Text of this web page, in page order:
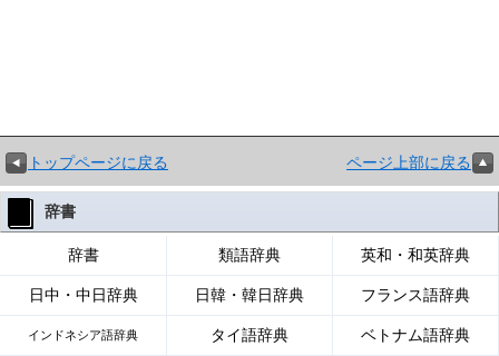
トップページに戻る ページ上部に戻る
辞書
辞書 類語辞典 英和・和英辞典
日中・中日辞典 日韓・韓日辞典 フランス語辞典
インドネシア語辞典 タイ語辞典 ベトナム語辞典